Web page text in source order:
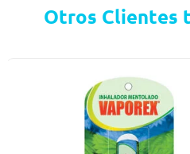
Otros Clientes